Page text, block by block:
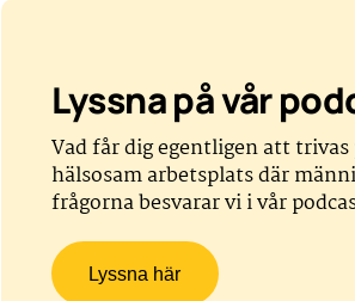
Lyssna på vår
Vad får dig egentligen att
hälsosam arbetsplats där
frågorna besvarar vi i vår
Lyssna här